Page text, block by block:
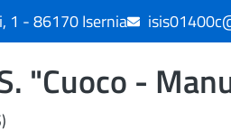
1 - 86170 Isernia
"Cuoco -